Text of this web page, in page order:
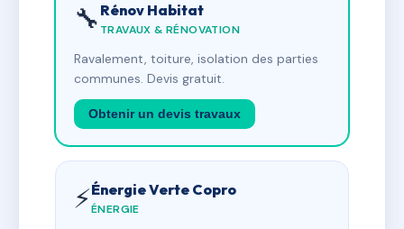
🔧 Rénov Habitat
TRAVAUX & RÉNOVATION
Ravalement, toiture, isolation des parties
communes. Devis gratuit.
Obtenir un devis travaux
⚡Énergie Verte Copro
ÉNERGIE